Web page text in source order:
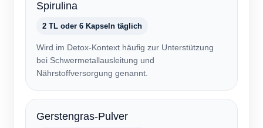
Spirulina
2 TL oder 6 Kapseln täglich
Wird im Detox-Kontext häufig zur Unterstützung
bei Schwermetallausleitung und
Nährstoffversorgung genannt.
Gerstengras-Pulver